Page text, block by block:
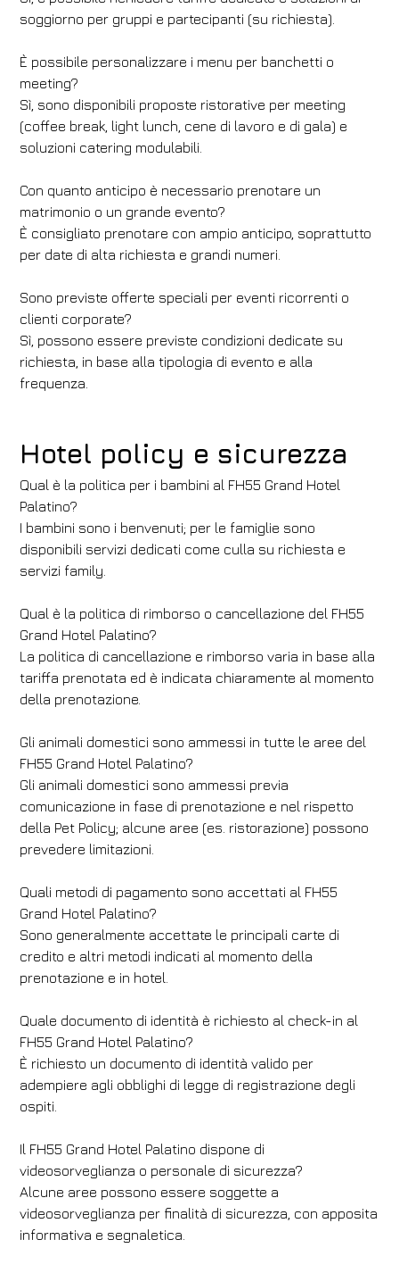
soggiorno per gruppi e partecipanti (su richiesta).
È possibile personalizzare i menu per banchetti o
meeting?
Sì, sono disponibili proposte ristorative per meeting
(coffee break, light lunch, cene di lavoro e di gala) e
soluzioni catering modulabili.
Con quanto anticipo è necessario prenotare un
matrimonio o un grande evento?
È consigliato prenotare con ampio anticipo, soprattutto
per date di alta richiesta e grandi numeri.
Sono previste offerte speciali per eventi ricorrenti o
clienti corporate?
Sì, possono essere previste condizioni dedicate su
richiesta, in base alla tipologia di evento e alla
frequenza.
Hotel policy e sicurezza
Qual è la politica per i bambini al FH55 Grand Hotel
Palatino?
I bambini sono i benvenuti; per le famiglie sono
disponibili servizi dedicati come culla su richiesta e
servizi family.
Qual è la politica di rimborso o cancellazione del FH55
Grand Hotel Palatino?
La politica di cancellazione e rimborso varia in base alla
tariffa prenotata ed è indicata chiaramente al momento
della prenotazione.
Gli animali domestici sono ammessi in tutte le aree del
FH55 Grand Hotel Palatino?
Gli animali domestici sono ammessi previa
comunicazione in fase di prenotazione e nel rispetto
della Pet Policy; alcune aree (es. ristorazione) possono
prevedere limitazioni.
Quali metodi di pagamento sono accettati al FH55
Grand Hotel Palatino?
Sono generalmente accettate le principali carte di
credito e altri metodi indicati al momento della
prenotazione e in hotel.
Quale documento di identità è richiesto al check-in al
FH55 Grand Hotel Palatino?
È richiesto un documento di identità valido per
adempiere agli obblighi di legge di registrazione degli
ospiti.
Il FH55 Grand Hotel Palatino dispone di
videosorveglianza o personale di sicurezza?
Alcune aree possono essere soggette a
videosorveglianza per finalità di sicurezza, con apposita
informativa e segnaletica.